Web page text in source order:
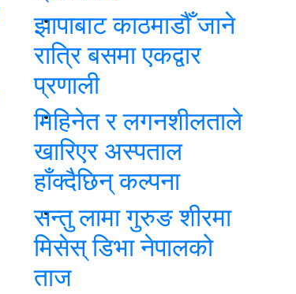
झापाबाट काठमाडौँ जाने
रात्रि बसमा एकद्वार
प्रणाली
मिहिनेत र लगनशीलताले
खारिएर अस्पताल
हाँक्दैछिन् कल्पना
सन्तु लामा गुरुङ शीरमा
मिसेस् डिभा नेपालको
ताज